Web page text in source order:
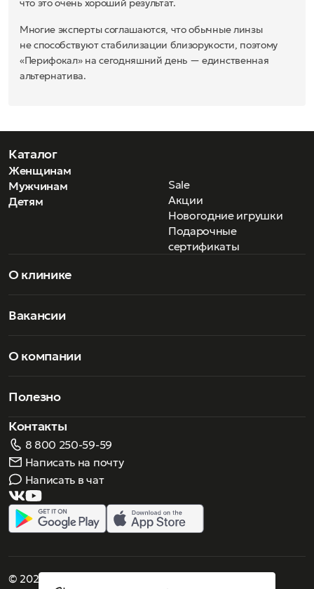
что это очень хороший результат.
Многие эксперты соглашаются, что обычные линзы
не способствуют стабилизации близорукости, поэтому
«Перифокал» на сегодняшний день — единственная
альтернатива.
Каталог
Женщинам
Мужчинам
Детям
Sale
Акции
Новогодние игрушки
Подарочные
сертификаты
О клинике
Вакансии
О компании
Полезно
Контакты
8 800 250-59-59
Написать на почту
Написать в чат
© 2026 Роскошное зрение. Все права защищены